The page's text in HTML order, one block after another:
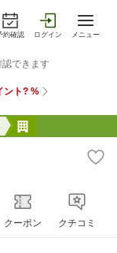
約確認 ログイン メニュー
クーポン クチコミ